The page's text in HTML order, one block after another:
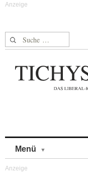
Suche nach:
Menü